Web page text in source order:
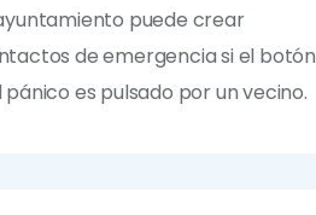
puede crear
de emergencia si el botón
pánico es pulsado por un vecino.